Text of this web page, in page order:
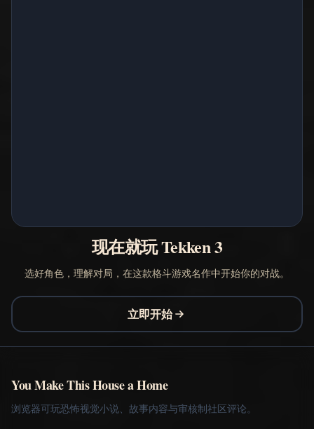
现在就玩 Tekken 3
选好角色，理解对局，在这款格斗游戏名作中开始你的对战。
立即开始
You Make This House a Home
浏览器可玩恐怖视觉小说、故事内容与审核制社区评论。